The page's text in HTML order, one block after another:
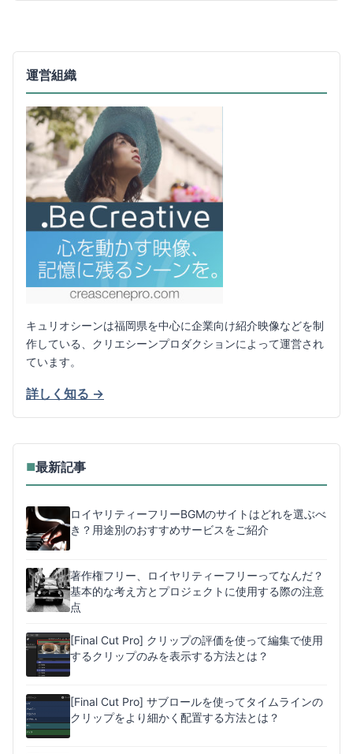
運営組織
キュリオシーンは福岡県を中心に企業向け紹介映像などを制
作している、クリエシーンプロダクションによって運営され
ています。
詳しく知る →
■最新記事
ロイヤリティーフリーBGMのサイトはどれを選ぶべ
き？用途別のおすすめサービスをご紹介
著作権フリー、ロイヤリティーフリーってなんだ？
基本的な考え方とプロジェクトに使用する際の注意
点
[Final Cut Pro] クリップの評価を使って編集で使用
するクリップのみを表示する方法とは？
[Final Cut Pro] サブロールを使ってタイムラインの
クリップをより細かく配置する方法とは？